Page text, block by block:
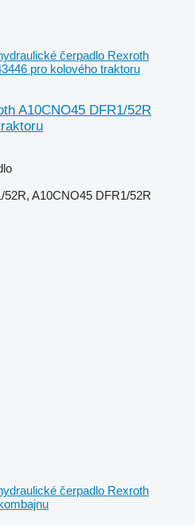
čerpadlo Rexroth
pro kolového traktoru
A10CNO45 DFR1/52R
A10CNO45 DFR1/52R
čerpadlo Rexroth